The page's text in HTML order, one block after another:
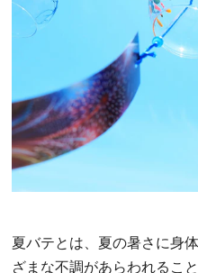
夏バテとは、夏の暑さに身
ざまな不調があらわれること